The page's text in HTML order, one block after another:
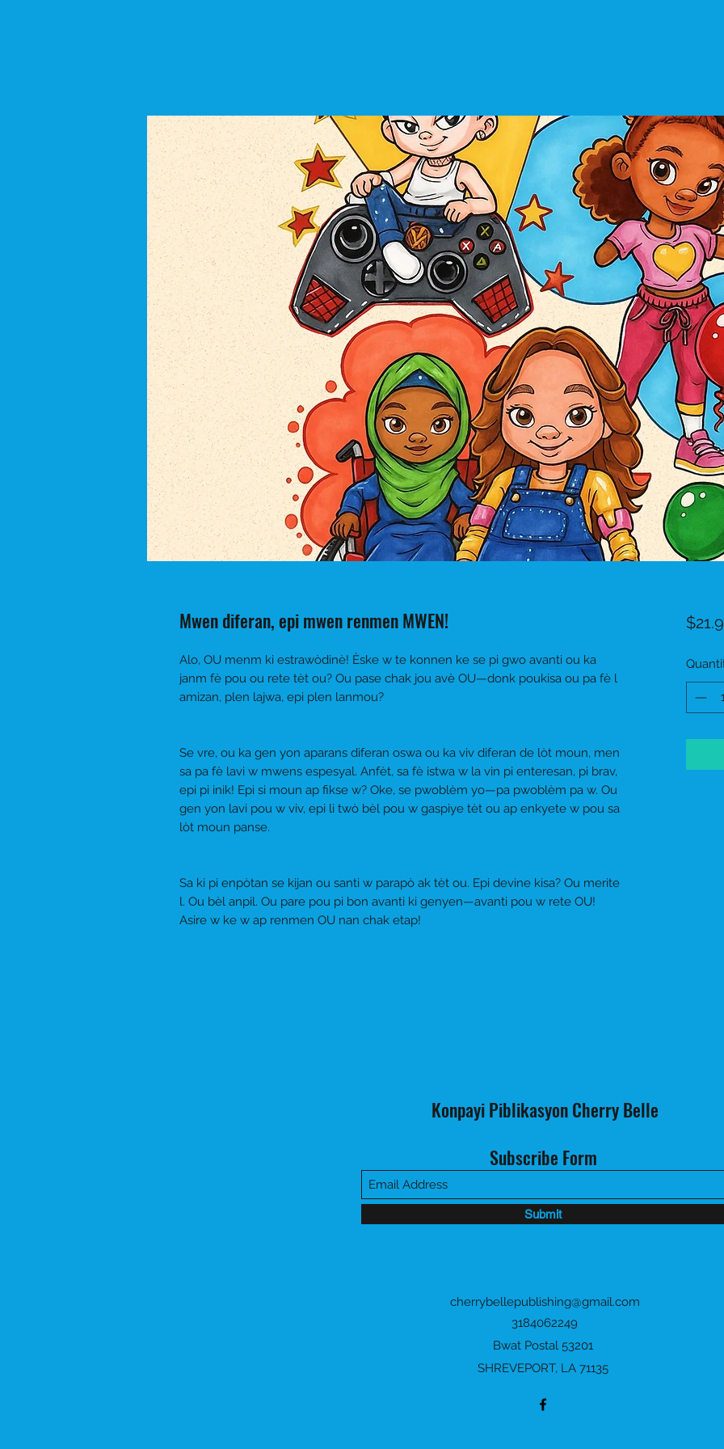
Mwen diferan, epi mwen renmen MWEN!
Alo, OU menm ki estrawòdinè! Èske w te konnen ke se pi gwo avanti ou ka
janm fè pou ou rete tèt ou? Ou pase chak jou avè OU—donk poukisa ou pa fè l
amizan, plen lajwa, epi plen lanmou?
Se vre, ou ka gen yon aparans diferan oswa ou ka viv diferan de lòt moun, men
sa pa fè lavi w mwens espesyal. Anfèt, sa fè istwa w la vin pi enteresan, pi brav,
epi pi inik! Epi si moun ap fikse w? Oke, se pwoblèm yo—pa pwoblèm pa w. Ou
gen yon lavi pou w viv, epi li twò bèl pou w gaspiye tèt ou ap enkyete w pou sa
lòt moun panse.
Sa ki pi enpòtan se kijan ou santi w parapò ak tèt ou. Epi devine kisa? Ou merite
l. Ou bèl anpil. Ou pare pou pi bon avanti ki genyen—avanti pou w rete OU!
Asire w ke w ap renmen OU nan chak etap!
Konpayi Piblikasyon Cherry Belle
Subscribe Form
Submit
cherrybellepublishing@gmail.com
3184062249
Bwat Postal 53201
SHREVEPORT, LA 71135